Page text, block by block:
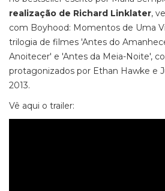
realização de Richard Linklater,
com Boyhood: Momentos de Uma
trilogia de filmes 'Antes do
Anoitecer' e 'Antes da Meia-Noite',
protagonizados por Ethan Hawke e
2013.
Vê aqui o trailer: